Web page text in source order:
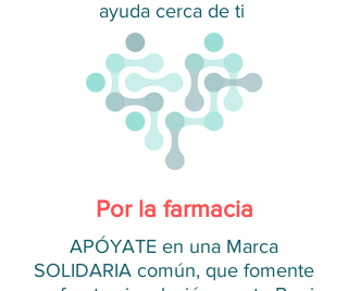
ayuda cerca de ti
Por la farmacia
APÓYATE en una Marca
SOLIDARIA común, que fomente